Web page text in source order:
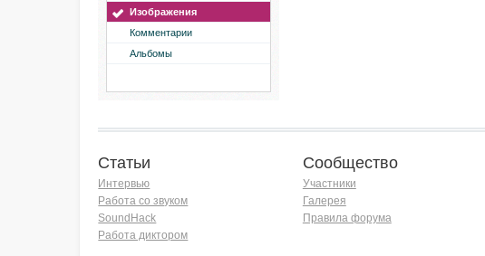
Изображения
Комментарии
Альбомы
Статьи
Интервью
Работа со звуком
SoundHack
Работа диктором
Сообщество
Участники
Галерея
Правила форума